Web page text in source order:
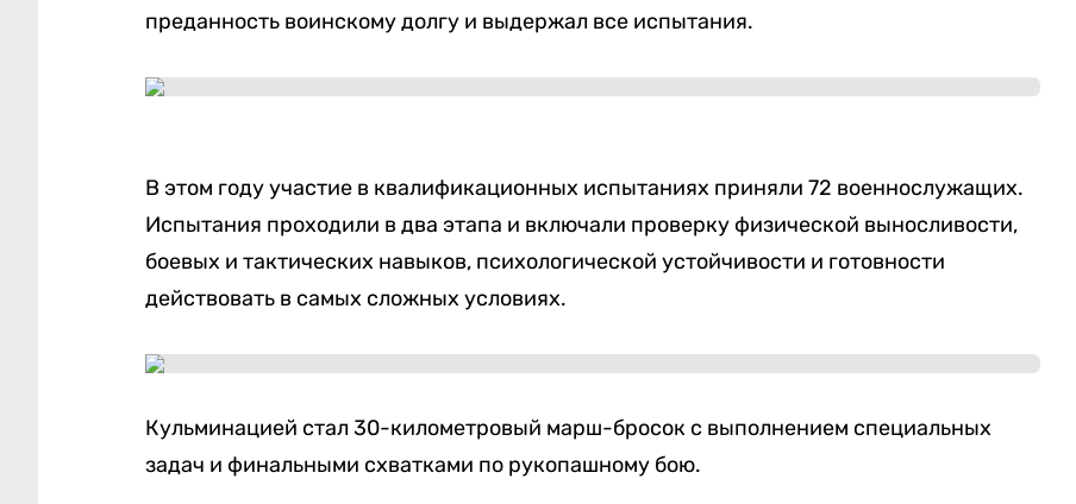
преданность воинскому долгу и выдержал все испытания.
В этом году участие в квалификационных испытаниях приняли 72 военнослужащих.
Испытания проходили в два этапа и включали проверку физической выносливости,
боевых и тактических навыков, психологической устойчивости и готовности
действовать в самых сложных условиях.
Кульминацией стал 30-километровый марш-бросок с выполнением специальных
задач и финальными схватками по рукопашному бою.